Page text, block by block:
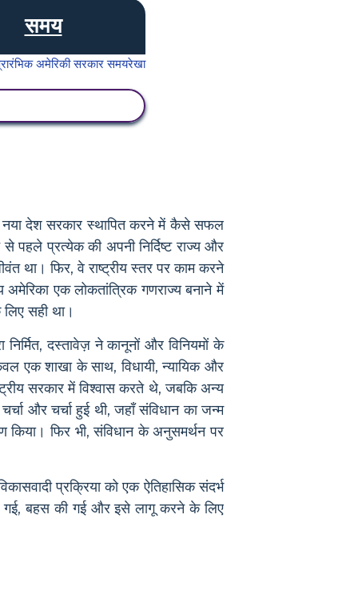
समय
नया देश सरकार स्थापित करने में कैसे सफल
पहले प्रत्येक की अपनी निर्दिष्ट राज्य और
था। फिर, वे राष्ट्रीय स्तर पर काम करने
एक लोकतांत्रिक गणराज्य बनाने में
सही था।
दस्तावेज़ ने कानूनों और विनियमों के
एक शाखा के साथ, विधायी, न्यायिक और
सरकार में विश्वास करते थे, जबकि अन्य
और चर्चा हुई थी, जहाँ संविधान का जन्म
किया। फिर भी, संविधान के अनुसमर्थन पर
प्रक्रिया को एक ऐतिहासिक संदर्भ
गई, बहस की गई और इसे लागू करने के लिए